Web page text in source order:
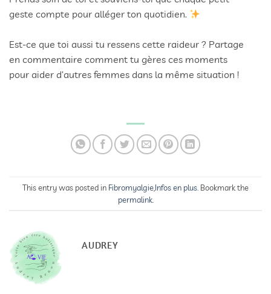
geste compte pour alléger ton quotidien.
Est-ce que toi aussi tu ressens cette raideur ? Partage
en commentaire comment tu gères ces moments
pour aider d’autres femmes dans la même situation !
This entry was posted in FibromyalgieInfos en plus . Bookmark the
permalink.
AUDREY